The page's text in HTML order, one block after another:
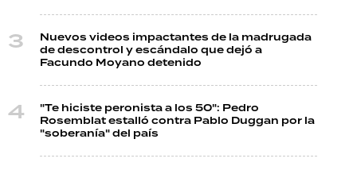
Nuevos videos impactantes de la madrugada
de descontrol y escándalo que dejó a
Facundo Moyano detenido
"Te hiciste peronista a los 50": Pedro
Rosemblat estalló contra Pablo Duggan por la
"soberanía" del país